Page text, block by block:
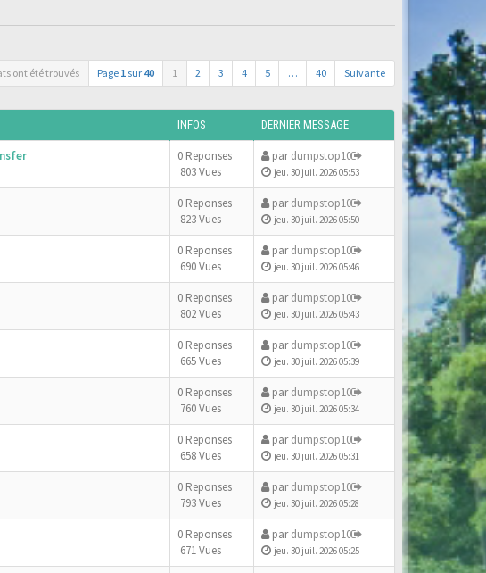
ont été trouvés Page 1 sur 40 1 2 3 4 5 … 40 Suivante
INFOS DERNIER MESSAGE
0 Reponses
803 Vues
pardumpstop10
jeu. 30 juil. 2026 05:53
0 Reponses
823 Vues
pardumpstop10
jeu. 30 juil. 2026 05:50
0 Reponses
690 Vues
pardumpstop10
jeu. 30 juil. 2026 05:46
0 Reponses
802 Vues
pardumpstop10
jeu. 30 juil. 2026 05:43
0 Reponses
665 Vues
pardumpstop10
jeu. 30 juil. 2026 05:39
0 Reponses
760 Vues
pardumpstop10
jeu. 30 juil. 2026 05:34
0 Reponses
658 Vues
pardumpstop10
jeu. 30 juil. 2026 05:31
0 Reponses
793 Vues
pardumpstop10
jeu. 30 juil. 2026 05:28
0 Reponses
671 Vues
pardumpstop10
jeu. 30 juil. 2026 05:25